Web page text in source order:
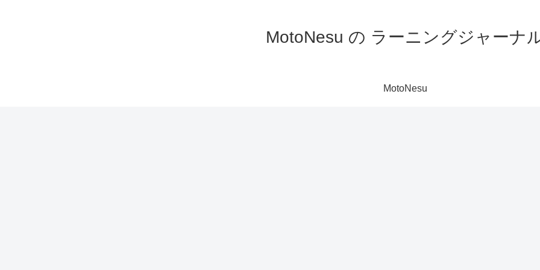
MotoNesu の ラーニングジャーナ
MotoNesu